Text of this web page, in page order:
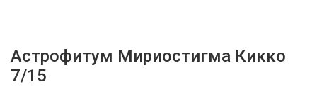
Астрофитум Мириостигма Кикко
7/15